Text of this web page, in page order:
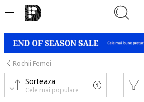
Rochii Femei
Sorteaza
Cele mai populare